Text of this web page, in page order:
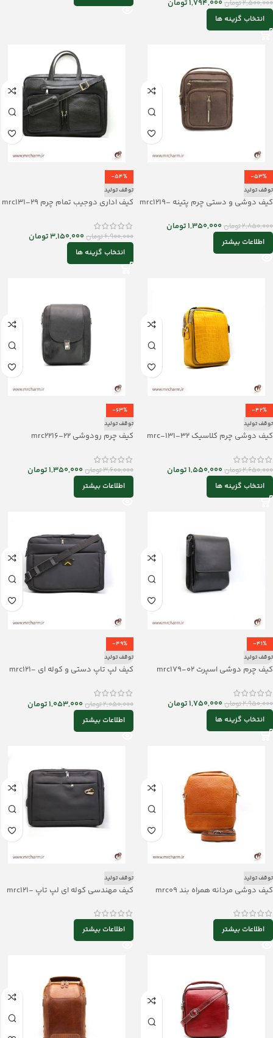
2,500,000تومان1,794,000تومان
انتخاب گزینه ها
-53%
توقف تولید
کیف دوشی و دستی چرم پتینه mrc1219-
2,850,000تومان1,350,000تومان
اطلاعات بیشتر
-54%
توقف تولید
کیف اداری دوجیب تمام چرم mrc131-29
6,900,000تومان3,150,000تومان
انتخاب گزینه ها
-42%
توقف تولید
کیف دوشی چرم کلاسیک mrc-131-32
2,650,000تومان1,550,000تومان
انتخاب گزینه ها
-63%
توقف تولید
کیف چرم رودوشی mrc2216-22
3,600,000تومان1,350,000تومان
اطلاعات بیشتر
-41%
توقف تولید
کیف چرم دوشی اسپرت mrc179-02
2,950,000تومان1,750,000تومان
انتخاب گزینه ها
-49%
توقف تولید
کیف لپ تاپ دستی و کوله ای mrc121-
2,050,000تومان1,053,000تومان
اطلاعات بیشتر
توقف تولید
کیف دوشی مردانه همراه بند mrc09
اطلاعات بیشتر
توقف تولید
کیف مهندسی کوله ای لپ تاپ mrc121-
اطلاعات بیشتر